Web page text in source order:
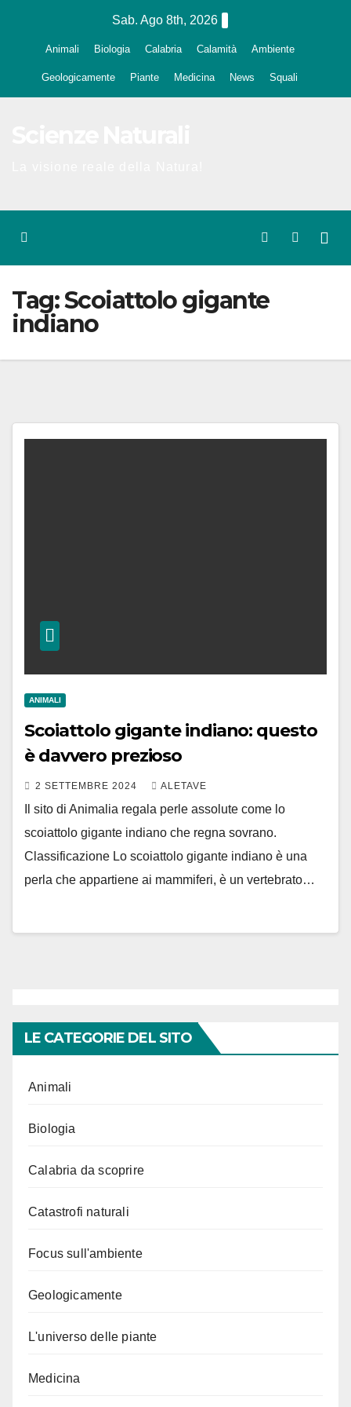
Sab. Ago 8th, 2026
Animali Biologia Calabria Calamità Ambiente
Geologicamente Piante Medicina News Squali
Tag:Scoiattolo gigante
indiano
ANIMALI
Scoiattolo gigante indiano: questo
è davvero prezioso
2 SETTEMBRE 2024 ALETAVE
Il sito di Animalia regala perle assolute come lo
scoiattolo gigante indiano che regna sovrano.
Classificazione Lo scoiattolo gigante indiano è una
perla che appartiene ai mammiferi, è un vertebrato…
LE CATEGORIE DEL SITO
Animali
Biologia
Calabria da scoprire
Catastrofi naturali
Focus sull'ambiente
Geologicamente
L'universo delle piante
Medicina